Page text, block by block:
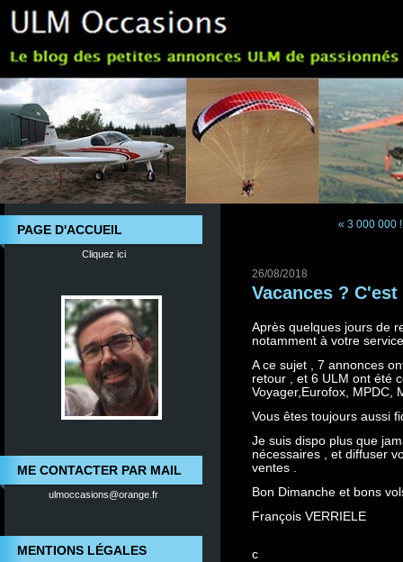
PAGE D'ACCUEIL
Cliquez ici
ME CONTACTER PAR MAIL
ulmoccasions@orange.fr
MENTIONS LÉGALES
« 3 000 000
26/08/2018
Vacances ?
Après quelques jours de
notamment à votre
A ce sujet , 7 annonces
retour , et 6 ULM ont été
Voyager,Eurofox, MPDC,
Vous êtes toujours aussi
Je suis dispo plus que
nécessaires , et diffuser
ventes .
Bon Dimanche et bons
François VERRIELE
c